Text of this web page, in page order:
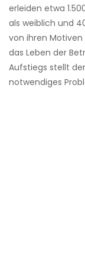
erleiden etwa
als weiblich und
von ihren
das Leben der
Aufstiegs stellt
notwendiges